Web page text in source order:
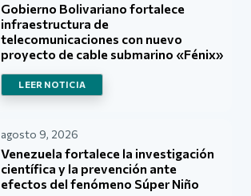
Gobierno Bolivariano fortalece
infraestructura de
telecomunicaciones con nuevo
proyecto de cable submarino «Fénix»
LEER NOTICIA
agosto 9, 2026
Venezuela fortalece la investigación
científica y la prevención ante
efectos del fenómeno Súper Niño